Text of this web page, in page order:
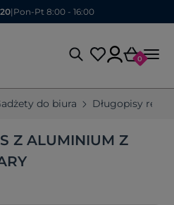
| Pon-Pt 8:00 - 16:00
0
do biura Długopisy
Z ALUMINIUM Z